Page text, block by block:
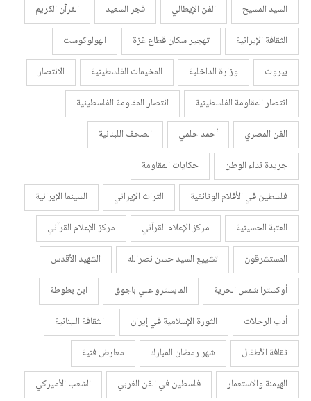
السيد المسيح
الفن الإيطالي فجر السعيد
القرآن الكريم
الثقافة الإيرانية
تهجير سكان قطاع غزة
الهولوكوست
بيروت
وزارة الداخلية المخيمات الفلسطينية
الانتصار
انتصار المقاومة الفلسطينية
انتصار المقاومة الفلسطينية
الفن المصري
أحمد حلمي
الصحف اللبنانية
جريدة نداء الوطن
حكايات المقاومة
فلسطين في الأفلام الوثائقية
التراث الإيراني
السينما الإيرانية
العتبة الحسينية
مركز الإعلام القرآني
مركز الإعلام القرآني
المستشرقون
تشييع السيد حسن نصرالله
الشهيد الأقدس
أوكسترا شمس الحرية
المايسترو علي باجوق
ابن بطوطة
أدب الرحلات
الثورة الإسلامية في إيران
الثقافة اللبنانية
ثقافة الأطفال
شهر رمضان المبارك
معارض فنية
الهيمنة والاستعمار
فلسطين في الفن الغربي
الشعب الأميركي